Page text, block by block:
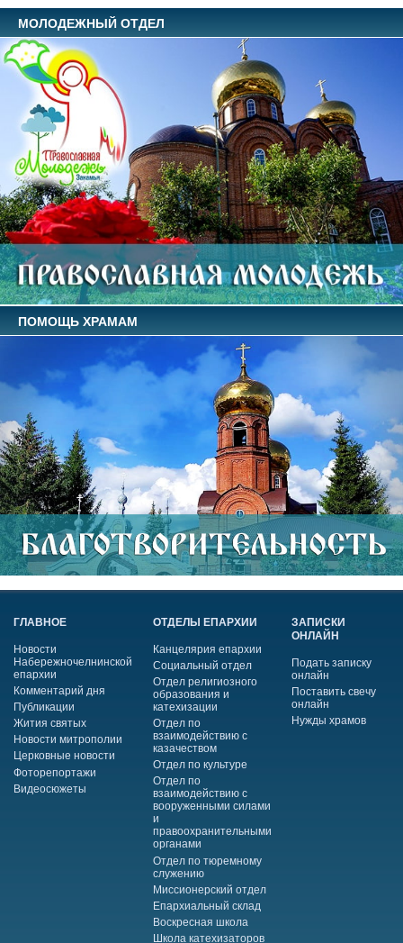
МОЛОДЕЖНЫЙ ОТДЕЛ
ПОМОЩЬ ХРАМАМ
ГЛАВНОЕ
Новости
Набережночелнинской
епархии
Комментарий дня
Публикации
Жития святых
Новости митрополии
Церковные новости
Фоторепортажи
Видеосюжеты
ОТДЕЛЫ ЕПАРХИИ
Канцелярия епархии
Социальный отдел
Отдел религиозного
образования и
катехизации
Отдел по
взаимодействию с
казачеством
Отдел по культуре
Отдел по
взаимодействию с
вооруженными силами
и
правоохранительными
органами
Отдел по тюремному
служению
Миссионерский отдел
Епархиальный склад
Воскресная школа
Школа катехизаторов
ЗАПИСКИ
ОНЛАЙН
Подать записку
онлайн
Поставить свечу
онлайн
Нужды храмов